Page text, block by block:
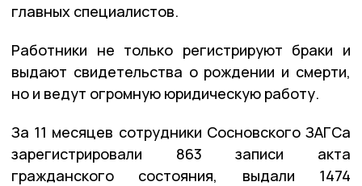
главных специалистов.
Работники не только регистрируют браки и
выдают свидетельства о рождении и смерти,
но и ведут огромную юридическую работу.
За 11 месяцев сотрудники Сосновского ЗАГСа
зарегистрировали 863 записи акта
гражданского состояния, выдали 1474